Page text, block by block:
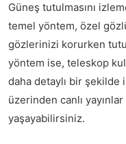
Güneş tutulmasını
temel yöntem, özel
gözlerinizi korurken
yöntem ise, teleskop
daha detaylı bir şekilde
üzerinden canlı
yaşayabilirsiniz.